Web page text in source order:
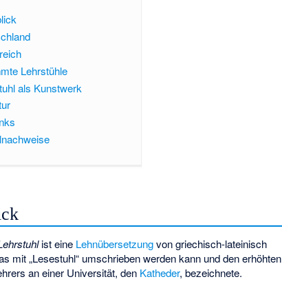
Lehrstühle
als Kunstwerk
ist eine Lehnübersetzungvon griechisch-lateinisch
mit „Lesestuhl“ umschrieben werden kann und den erhöhten
an einer Universität, den Katheder, bezeichnete.